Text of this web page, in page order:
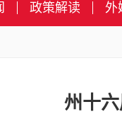
政策解读 外
州十